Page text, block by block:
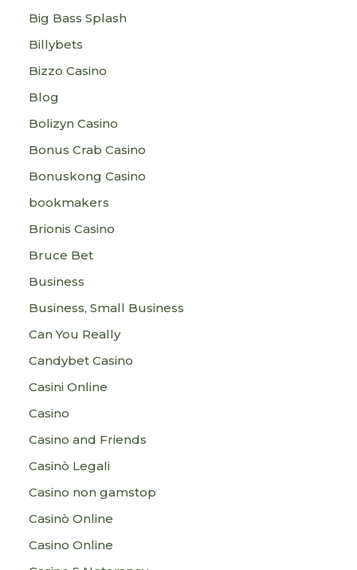
Big Bass Splash
Billybets
Bizzo Casino
Blog
Bolizyn Casino
Bonus Crab Casino
Bonuskong Casino
bookmakers
Brionis Casino
Bruce Bet
Business
Business, Small Business
Can You Really
Candybet Casino
Casini Online
Casino
Casino and Friends
Casinò Legali
Casino non gamstop
Casinò Online
Casino Online